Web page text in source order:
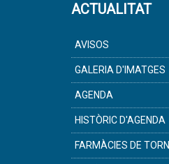
ACTUALITAT
AVISOS
GALERIA D'IMATGES
AGENDA
HISTÒRIC D'AGENDA
FARMÀCIES DE TORN